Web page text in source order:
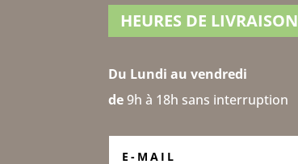
HEURES DE LIVRAISON
Du Lundi au vendredi
de9h à 18h sans interruption